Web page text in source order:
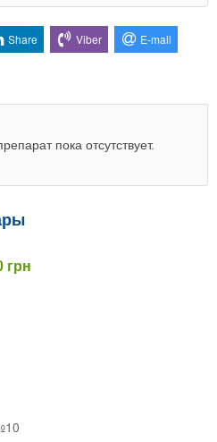
Share Viber E-mail
пока отсутствует.
грн